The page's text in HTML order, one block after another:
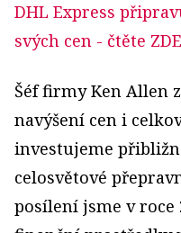
DHL Express
svých cen - čtěte ZDE
Šéf firmy Ken Allen
navýšení cen i
investujeme
celosvětové
posílení jsme v roce